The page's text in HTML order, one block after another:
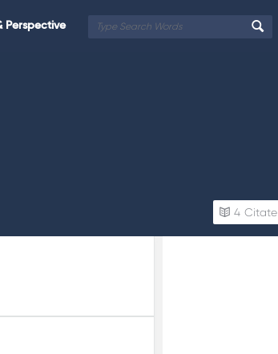
Perspective
4 Citate